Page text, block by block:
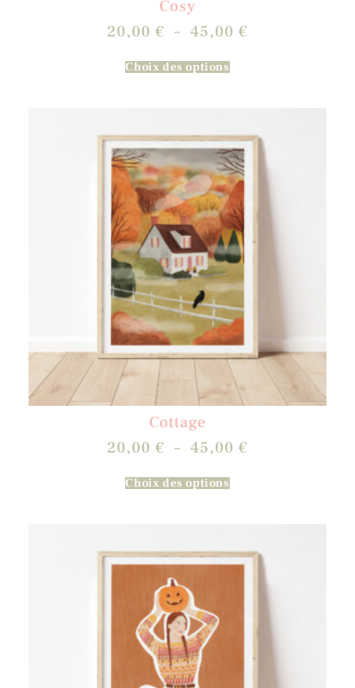
Cosy
20,00 € – 45,00 €
Choix des options
Cottage
20,00 € – 45,00 €
Choix des options